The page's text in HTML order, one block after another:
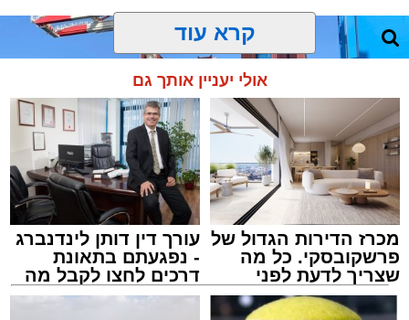
קרא עוד
אולי יעניין אותך גם
מכרז הדירות הגדול של
פרשקובסקי. כל מה
שצריך לדעת לפני
שמגישים הצעה לדירה
באשדוד
עורך דין דותן לינדנברג
- נפגעתם בתאונת
דרכים לחצו לקבל מה
שמגיע לכם